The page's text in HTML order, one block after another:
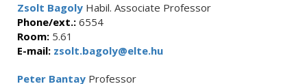
Zsolt Bagoly Habil. Associate Professor
Phone/ext.: 6554
Room: 5.61
E-mail: zsolt.bagoly@elte.hu
Peter Bantay Professor